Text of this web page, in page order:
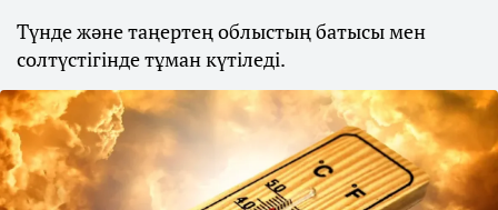
Түнде және таңертең облыстың батысы мен
солтүстігінде тұман күтіледі.